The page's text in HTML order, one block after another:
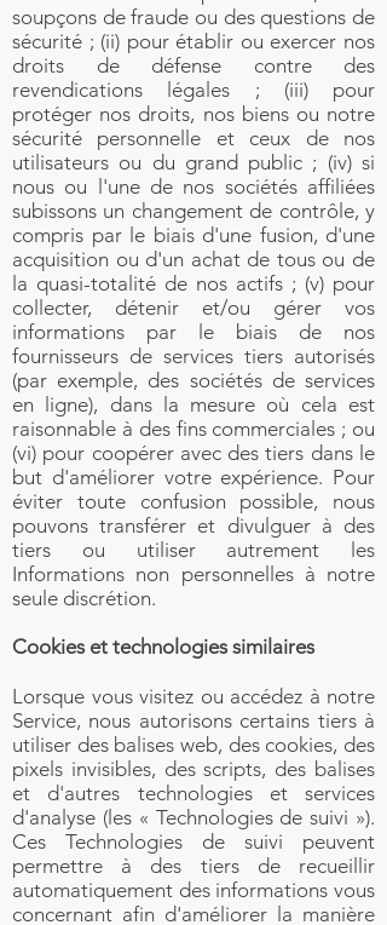
soupçons de fraude ou des questions de
sécurité ; (ii) pour établir ou exercer nos
droits de défense contre des
revendications légales ; (iii) pour
protéger nos droits, nos biens ou notre
sécurité personnelle et ceux de nos
utilisateurs ou du grand public ; (iv) si
nous ou l'une de nos sociétés affiliées
subissons un changement de contrôle, y
compris par le biais d'une fusion, d'une
acquisition ou d'un achat de tous ou de
la quasi-totalité de nos actifs ; (v) pour
collecter, détenir et/ou gérer vos
informations par le biais de nos
fournisseurs de services tiers autorisés
(par exemple, des sociétés de services
en ligne), dans la mesure où cela est
raisonnable à des fins commerciales ; ou
(vi) pour coopérer avec des tiers dans le
but d'améliorer votre expérience. Pour
éviter toute confusion possible, nous
pouvons transférer et divulguer à des
tiers ou utiliser autrement les
Informations non personnelles à notre
seule discrétion.
Cookies et technologies similaires
Lorsque vous visitez ou accédez à notre
Service, nous autorisons certains tiers à
utiliser des balises web, des cookies, des
pixels invisibles, des scripts, des balises
et d'autres technologies et services
d'analyse (les « Technologies de suivi »).
Ces Technologies de suivi peuvent
permettre à des tiers de recueillir
automatiquement des informations vous
concernant afin d'améliorer la manière